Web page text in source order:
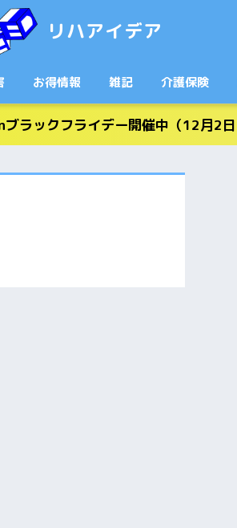
リハアイデア
お得情報 雑記 介護保険
ラックフライデー開催中（12月2日